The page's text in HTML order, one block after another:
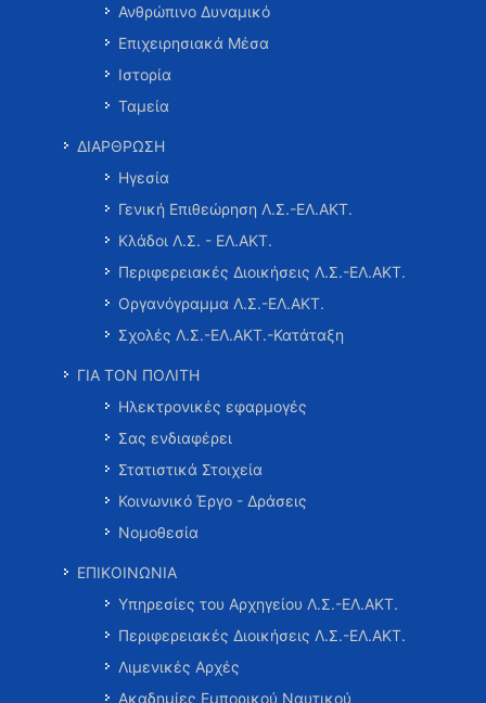
Ανθρώπινο Δυναμικό
Επιχειρησιακά Μέσα
Ιστορία
Ταμεία
ΔΙΑΡΘΡΩΣΗ
Ηγεσία
Γενική Επιθεώρηση Λ.Σ.-ΕΛ.ΑΚΤ.
Κλάδοι Λ.Σ. - ΕΛ.ΑΚΤ.
Περιφερειακές Διοικήσεις Λ.Σ.-ΕΛ.ΑΚΤ.
Οργανόγραμμα Λ.Σ.-ΕΛ.ΑΚΤ.
Σχολές Λ.Σ.-ΕΛ.ΑΚΤ.-Κατάταξη
ΓΙΑ ΤΟΝ ΠΟΛΙΤΗ
Ηλεκτρονικές εφαρμογές
Σας ενδιαφέρει
Στατιστικά Στοιχεία
Κοινωνικό Έργο - Δράσεις
Νομοθεσία
ΕΠΙΚΟΙΝΩΝΙΑ
Υπηρεσίες του Αρχηγείου Λ.Σ.-ΕΛ.ΑΚΤ.
Περιφερειακές Διοικήσεις Λ.Σ.-ΕΛ.ΑΚΤ.
Λιμενικές Αρχές
Ακαδημίες Εμπορικού Ναυτικού